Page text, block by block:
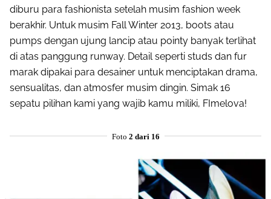
diburu para fashionista setelah musim fashion week
berakhir. Untuk musim Fall Winter 2013, boots atau
pumps dengan ujung lancip atau pointy banyak terlihat
di atas panggung runway. Detail seperti studs dan fur
marak dipakai para desainer untuk menciptakan drama,
sensualitas, dan atmosfer musim dingin. Simak 16
sepatu pilihan kami yang wajib kamu miliki, FImelova!
Foto 2 dari 16